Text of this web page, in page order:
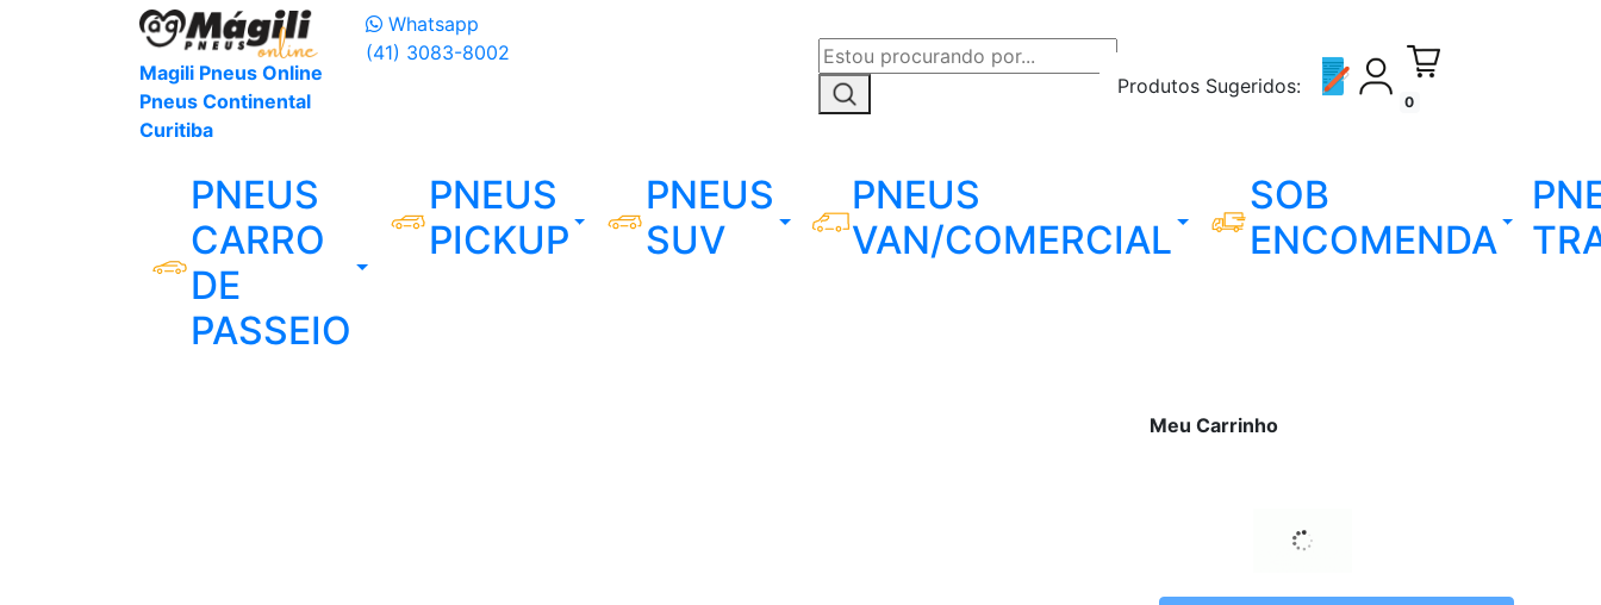
Magili Pneus Online
Pneus Continental
Curitiba
Whatsapp
(41) 3083-8002
Produtos Sugeridos:
0
PNEUS
CARRO
DE
PASSEIO
PNEUS
PICKUP
PNEUS
SUV
PNEUS
VAN/COMERCIAL
SOB
ENCOMENDA
Meu Carrinho